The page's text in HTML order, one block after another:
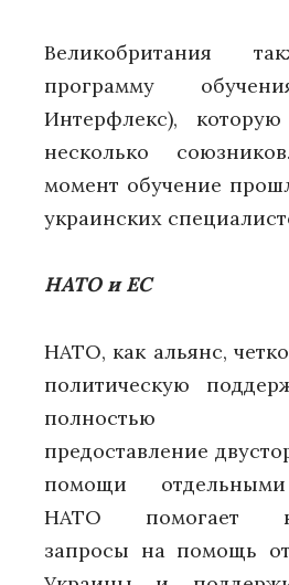
Великобритания
программу
Интерфлекс),
несколько
момент обучение
украинских
НАТО и ЕС
НАТО, как альянс,
политическую
полностью
предоставление
помощи
НАТО помогает
запросы на помощь от